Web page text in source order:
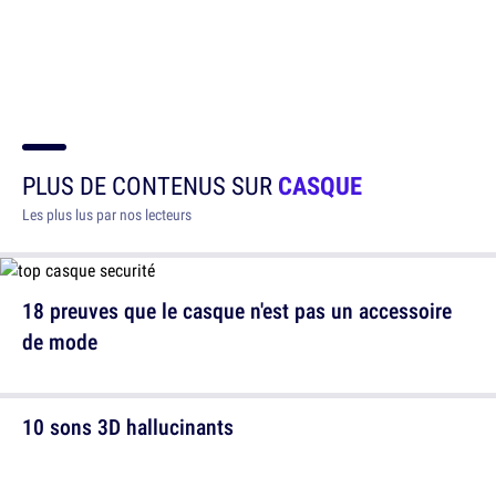
PLUS DE CONTENUS SURCASQUE
Les plus lus par nos lecteurs
18 preuves que le casque n'est pas un accessoire
de mode
10 sons 3D hallucinants